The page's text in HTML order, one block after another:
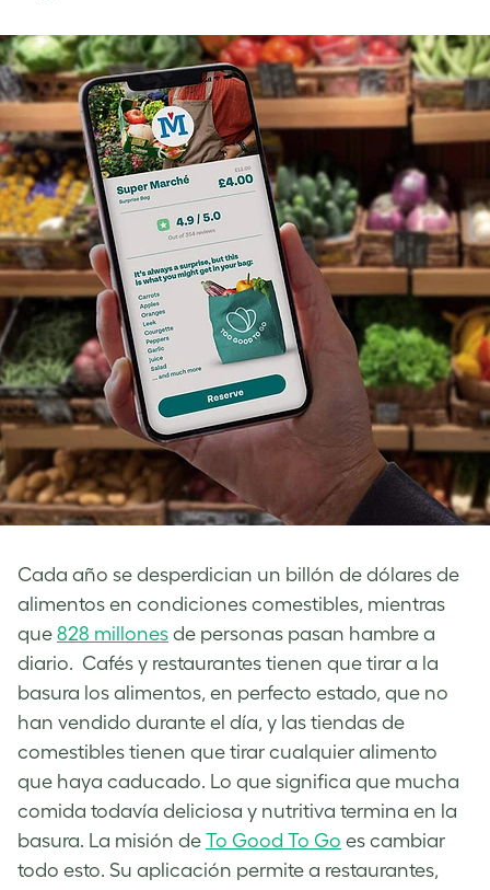
Cada año se desperdician un billón de dólares de
alimentos en condiciones comestibles, mientras
que 828 millones de personas pasan hambre a
diario. Cafés y restaurantes tienen que tirar a la
basura los alimentos, en perfecto estado, que no
han vendido durante el día, y las tiendas de
comestibles tienen que tirar cualquier alimento
que haya caducado. Lo que significa que mucha
comida todavía deliciosa y nutritiva termina en la
basura. La misión de To Good To Go es cambiar
todo esto. Su aplicación permite a restaurantes,